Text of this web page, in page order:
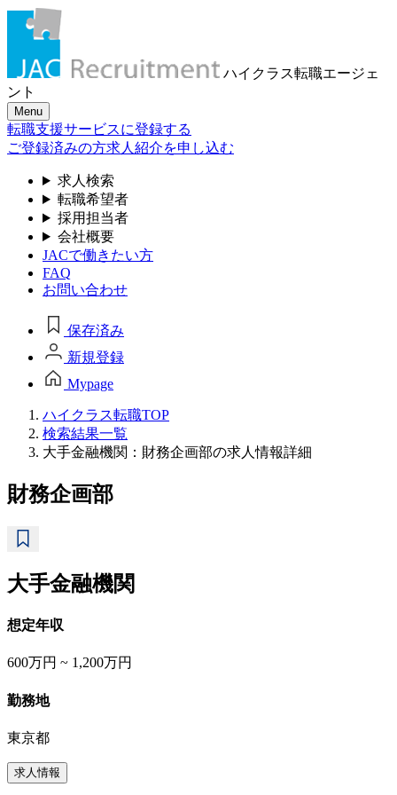
ハイクラス転職エージェ
ント
Menu
転職支援サービスに登録する
ご登録済みの方求人紹介を申し込む
求人検索
転職希望者
採用担当者
会社概要
JACで働きたい方
FAQ
お問い合わせ
保存済み
新規登録
Mypage
ハイクラス転職TOP
検索結果一覧
大手金融機関：財務企画部の求人情報詳細
財務企画部
大手金融機関
想定年収
600万円 ~ 1,200万円
勤務地
東京都
求人情報